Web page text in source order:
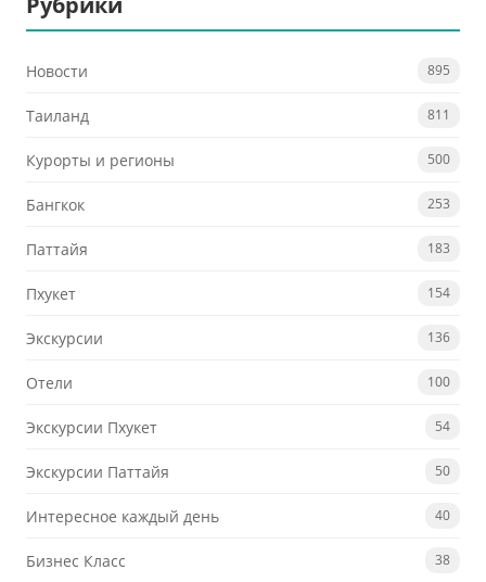
Новости 895
Таиланд 811
Курорты и регионы 500
Бангкок 253
Паттайя 183
Пхукет 154
Экскурсии 136
Отели 100
Экскурсии Пхукет 54
Экскурсии Паттайя 50
Интересное каждый день 40
Бизнес Класс 38